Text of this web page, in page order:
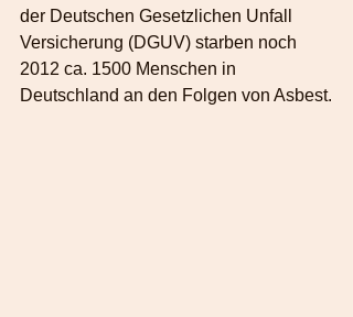
der Deutschen Gesetzlichen Unfall
Versicherung (DGUV) starben noch
2012 ca. 1500 Menschen in
Deutschland an den Folgen von Asbest.